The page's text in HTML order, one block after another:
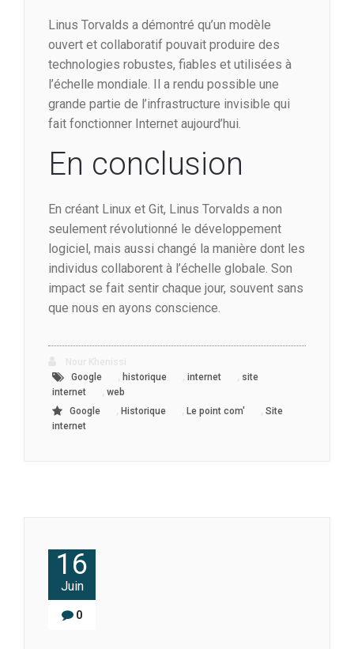
Linus Torvalds a démontré qu’un modèle
ouvert et collaboratif pouvait produire des
technologies robustes, fiables et utilisées à
l’échelle mondiale. Il a rendu possible une
grande partie de l’infrastructure invisible qui
fait fonctionner Internet aujourd’hui.
En conclusion
En créant Linux et Git, Linus Torvalds a non
seulement révolutionné le développement
logiciel, mais aussi changé la manière dont les
individus collaborent à l’échelle globale. Son
impact se fait sentir chaque jour, souvent sans
que nous en ayons conscience.
Google
historique internet
site
internet
web
Google
Historique Le point com'
Site
internet
16
Juin
0